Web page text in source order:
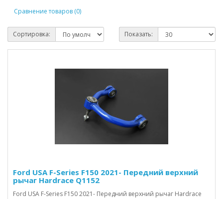
Сравнение товаров (0)
Сортировка: Показать:
Ford USA F-Series F150 2021- Передний верхний
рычаг Hardrace Q1152
Ford USA F-Series F150 2021- Передний верхний рычаг Hardrace